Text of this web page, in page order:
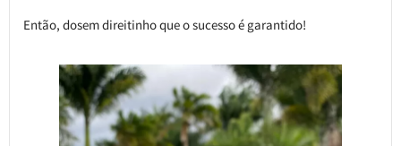
Então, dosem direitinho que o sucesso é garantido!